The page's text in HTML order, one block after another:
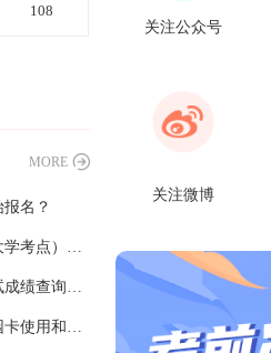
108
MORE
名？
关注公众号
关注微博